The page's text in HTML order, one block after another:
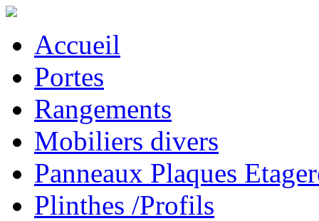
Accueil
Portes
Rangements
Mobiliers divers
Panneaux Plaques
Plinthes /Profils